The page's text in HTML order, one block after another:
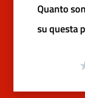
Quanto
su questa